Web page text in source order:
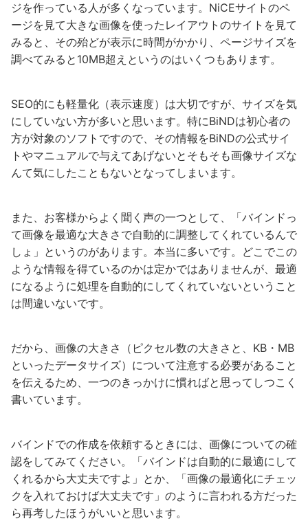
ジを作っている人が多くなっています。NiCEサイトのペ
ージを見て大きな画像を使ったレイアウトのサイトを見て
みると、その殆どが表示に時間がかかり、ページサイズを
調べてみると10MB超えというのはいくつもあります。
SEO的にも軽量化（表示速度）は大切ですが、サイズを気
にしていない方が多いと思います。特にBiNDは初心者の
方が対象のソフトですので、その情報をBiNDの公式サイ
トやマニュアルで与えてあげないとそもそも画像サイズな
んて気にしたこともないとなってしまいます。
また、お客様からよく聞く声の一つとして、「バインドっ
て画像を最適な大きさで自動的に調整してくれているんで
しょ」というのがあります。本当に多いです。どこでこの
ような情報を得ているのかは定かではありませんが、最適
になるように処理を自動的にしてくれていないということ
は間違いないです。
だから、画像の大きさ（ピクセル数の大きさと、KB・MB
といったデータサイズ）について注意する必要があること
を伝えるため、一つのきっかけに慣ればと思ってしつこく
書いています。
バインドでの作成を依頼するときには、画像についての確
認をしてみてください。「バインドは自動的に最適にして
くれるから大丈夫ですよ」とか、「画像の最適化にチェッ
クを入れておけば大丈夫です」のように言われる方だった
ら再考したほうがいいと思います。